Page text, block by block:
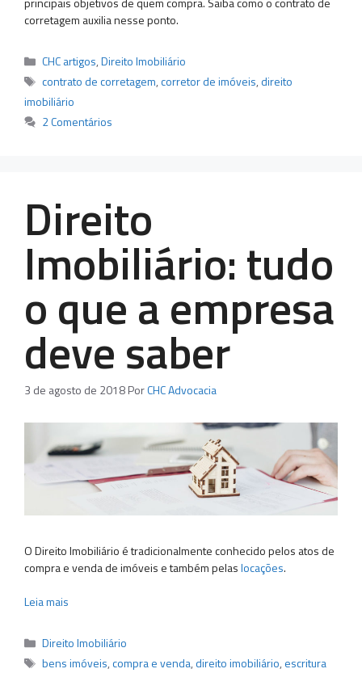
corretagem auxilia nesse ponto.
Categorias
CHC artigos,Direito Imobiliário
Tags
contrato de corretagem,corretor de imóveis,direito
imobiliário
2 Comentários
Direito
Imobiliário: tudo
o que a empresa
deve saber
3 de agosto de 2018PorCHC Advocacia
O Direito Imobiliário é tradicionalmente conhecido pelos atos de
compra e venda de imóveis e também pelaslocações.
Leia mais
Categorias
Direito Imobiliário
Tags
bens imóveis,compra e venda,direito imobiliário, escritura